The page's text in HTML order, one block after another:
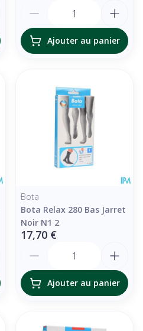
Ajouter au panier
Bota
Bota Relax 280 Bas Jarret
Noir N1 2
17,70 €
Ajouter au panier